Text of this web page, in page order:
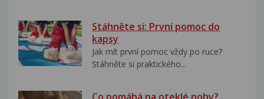
Stáhněte si: První pomoc do
kapsy
Jak mít první pomoc vždy po ruce?
Stáhněte si praktického...